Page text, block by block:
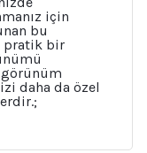
için
bu
pratik bir
görünüm
daha da özel